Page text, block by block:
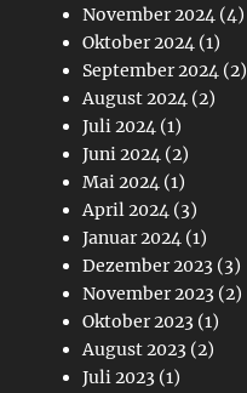
November 2024 (4)
Oktober 2024 (1)
September 2024 (2)
August 2024 (2)
Juli 2024 (1)
Juni 2024 (2)
Mai 2024 (1)
April 2024 (3)
Januar 2024 (1)
Dezember 2023 (3)
November 2023 (2)
Oktober 2023 (1)
August 2023 (2)
Juli 2023 (1)